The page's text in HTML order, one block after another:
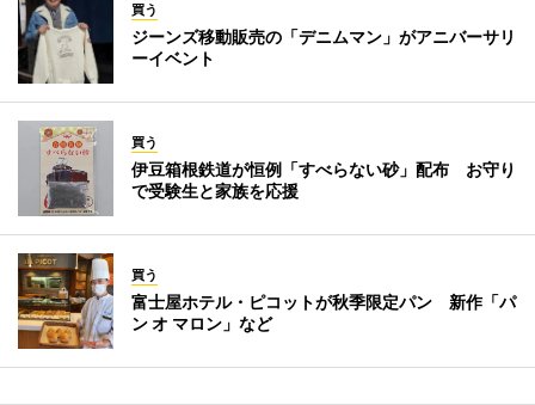
買う
ジーンズ移動販売の「デニムマン」がアニバーサリ
ーイベント
買う
伊豆箱根鉄道が恒例「すべらない砂」配布 お守り
で受験生と家族を応援
買う
富士屋ホテル・ピコットが秋季限定パン 新作「パ
ン オ マロン」など